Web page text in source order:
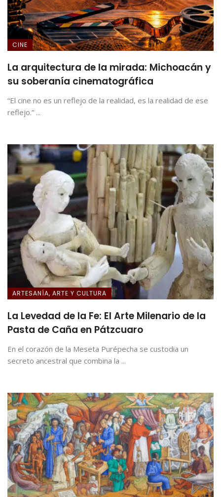
CINE
La arquitectura de la mirada: Michoacán y
su soberanía cinematográfica
“El cine no es un reflejo de la realidad, es la realidad de ese
reflejo.” ...
ARTESANÍA, ARTE Y CULTURA
La Levedad de la Fe: El Arte Milenario de la
Pasta de Caña en Pátzcuaro
En el corazón de la Meseta Purépecha se custodia un
secreto ancestral que combina la ...